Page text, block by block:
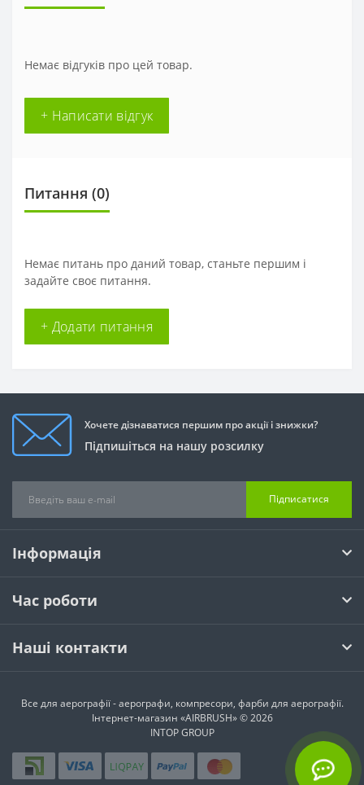
Немає відгуків про цей товар.
+ Написати відгук
Питання (0)
Немає питань про даний товар, станьте першим і
задайте своє питання.
+ Додати питання
Хочете дізнаватися першим про акції і знижки?
Підпишіться на нашу розсилку
Підписатися
Інформація
Час роботи
Наші контакти
Все для аерографії - аерографи, компресори, фарби для аерографії.
Інтернет-магазин «AIRBRUSH» © 2026
INTOP GROUP